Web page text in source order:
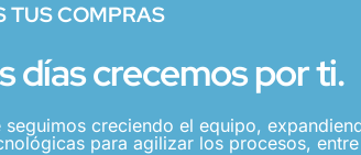
TUS COMPRAS
días crecemos por ti.
seguimos creciendo el equipo,
para agilizar los procesos,